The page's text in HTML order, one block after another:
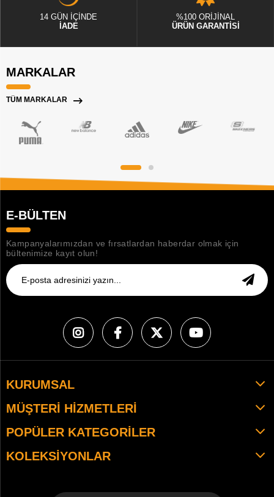
14 GÜN İÇİNDE
İADE
%100 ORİJİNAL
ÜRÜN GARANTİSİ
MARKALAR
TÜM MARKALAR
E-BÜLTEN
Kampanyalarımızdan ve fırsatlardan haberdar olmak için
bültenimize kayıt olun!
KURUMSAL
MÜŞTERI HIZMETLERI
POPÜLER KATEGORILER
KOLEKSIYONLAR